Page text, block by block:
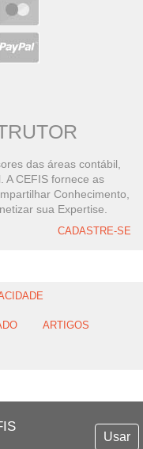
Usar
das áreas contábil,
A CEFIS fornece as
Conhecimento,
sua Expertise.
CADASTRE-SE
ARTIGOS